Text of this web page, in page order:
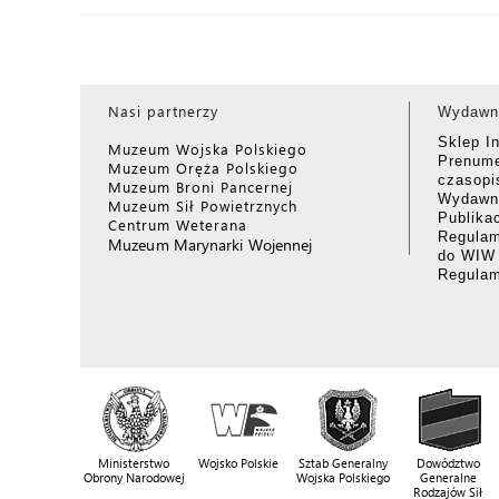
Nasi partnerzy
Muzeum Wojska Polskiego
Muzeum Oręża Polskiego
Muzeum Broni Pancernej
Muzeum Sił Powietrznych
Centrum Weterana
Muzeum Marynarki Wojennej
Sklep
do WIW
Ministerstwo
Obrony Narodowej
Wojsko Polskie
Sztab Generalny
Wojska Polskiego
Dowództwo
Generalne
Rodzajów Sił